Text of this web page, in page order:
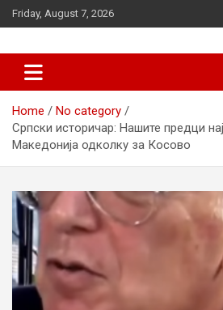
Skip
to
Friday, August 7, 2026
d7-news.com
Home
No category
Српски историчар: Нашите предци
Македонија одколку за Косово